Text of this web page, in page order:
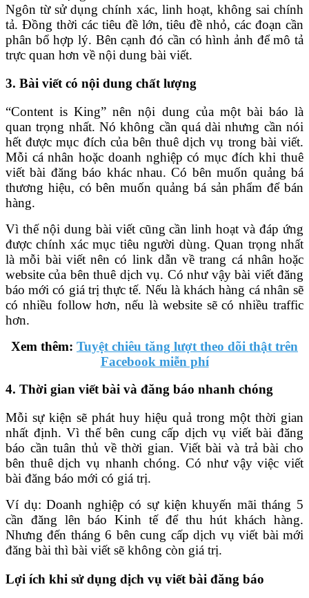
Ngôn từ sử dụng chính xác, linh hoạt, không sai chính
tả. Đồng thời các tiêu đề lớn, tiêu đề nhỏ, các đoạn cần
phân bổ hợp lý. Bên cạnh đó cần có hình ảnh để mô tả
trực quan hơn về nội dung bài viết.
3. Bài viết có nội dung chất lượng
“Content is King” nên nội dung của một bài báo là
quan trọng nhất. Nó không cần quá dài nhưng cần nói
hết được mục đích của bên thuê dịch vụ trong bài viết.
Mỗi cá nhân hoặc doanh nghiệp có mục đích khi thuê
viết bài đăng báo khác nhau. Có bên muốn quảng bá
thương hiệu, có bên muốn quảng bá sản phẩm để bán
hàng.
Vì thế nội dung bài viết cũng cần linh hoạt và đáp ứng
được chính xác mục tiêu người dùng. Quan trọng nhất
là mỗi bài viết nên có link dẫn về trang cá nhân hoặc
website của bên thuê dịch vụ. Có như vậy bài viết đăng
báo mới có giá trị thực tế. Nếu là khách hàng cá nhân sẽ
có nhiều follow hơn, nếu là website sẽ có nhiều traffic
hơn.
Xem thêm: Tuyệt chiêu tăng lượt theo dõi thật trên
Facebook miễn phí
4. Thời gian viết bài và đăng báo nhanh chóng
Mỗi sự kiện sẽ phát huy hiệu quả trong một thời gian
nhất định. Vì thế bên cung cấp dịch vụ viết bài đăng
báo cần tuân thủ về thời gian. Viết bài và trả bài cho
bên thuê dịch vụ nhanh chóng. Có như vậy việc viết
bài đăng báo mới có giá trị.
Ví dụ: Doanh nghiệp có sự kiện khuyến mãi tháng 5
cần đăng lên báo Kinh tế để thu hút khách hàng.
Nhưng đến tháng 6 bên cung cấp dịch vụ viết bài mới
đăng bài thì bài viết sẽ không còn giá trị.
Lợi ích khi sử dụng dịch vụ viết bài đăng báo